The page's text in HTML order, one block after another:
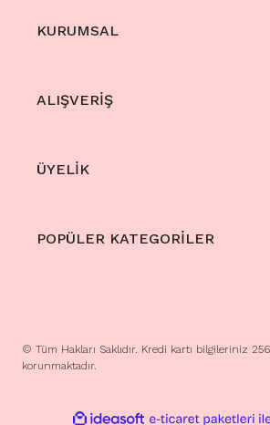
KURUMSAL
ALIŞVERİŞ
ÜYELİK
POPÜLER KATEGORİLER
© Tüm Hakları Saklıdır. Kredi kartı bilgileriniz
korunmaktadır.
ideasoft e-